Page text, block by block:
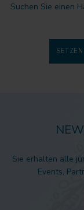
Suchen Sie einen
Sie erhalten alle
Events,